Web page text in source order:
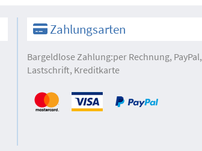
Zahlungsarten
Bargeldlose Zahlung:per Rechnung, PayPal,
Lastschrift, Kreditkarte